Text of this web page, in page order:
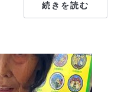
続きを読む